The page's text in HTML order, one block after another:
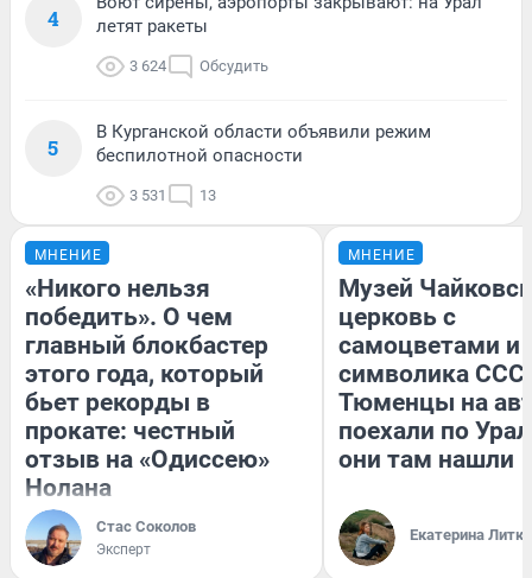
4
летят ракеты
3 624 Обсудить
5
В Курганской области объявили режим
беспилотной опасности
3 531 13
МНЕНИЕ
«Никого нельзя
победить». О чем
главный блокбастер
этого года, который
бьет рекорды в
прокате: честный
отзыв на «Одиссею»
Нолана
Стас Соколов
Эксперт
МНЕНИЕ
Музей
церковь с
самоцветами и
символика
Тюменцы на
поехали по
они там нашли
Екатерина